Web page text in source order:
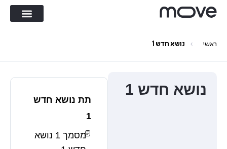
ראשי › נושא חדש 1
נושא חדש 1
תת נושא חדש
1
מסמך 1 נושא